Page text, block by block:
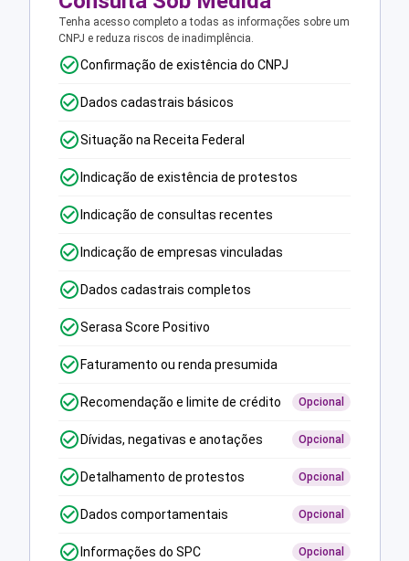
Tenha acesso completo a todas as informações sobre um
CNPJ e reduza riscos de inadimplência.
Confirmação de existência do CNPJ
Dados cadastrais básicos
Situação na Receita Federal
Indicação de existência de protestos
Indicação de consultas recentes
Indicação de empresas vinculadas
Dados cadastrais completos
Serasa Score Positivo
Faturamento ou renda presumida
Recomendação e limite de crédito Opcional
Dívidas, negativas e anotações Opcional
Detalhamento de protestos Opcional
Dados comportamentais Opcional
Informações do SPC Opcional